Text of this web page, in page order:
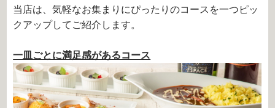
当店は、気軽なお集まりにぴったりのコースを一つピッ
クアップしてご紹介します。
一皿ごとに満足感があるコース